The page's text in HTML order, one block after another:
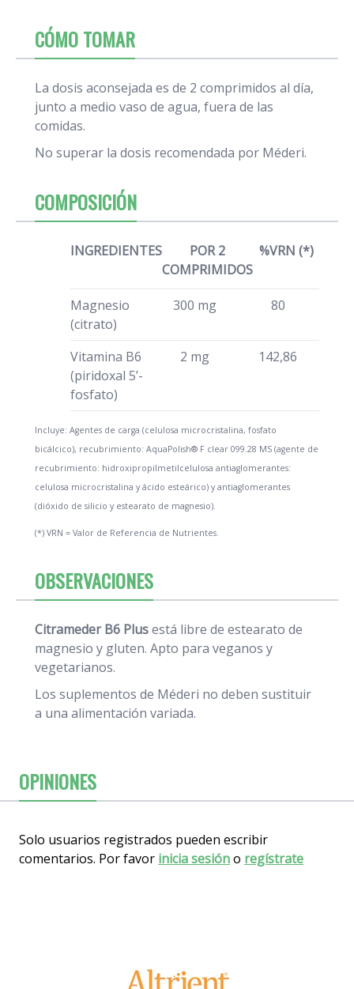
CÓMO TOMAR
La dosis aconsejada es de 2 comprimidos al día,
junto a medio vaso de agua, fuera de las
comidas.
No superar la dosis recomendada por Méderi.
COMPOSICIÓN
INGREDIENTES
POR 2
COMPRIMIDOS
%VRN (*)
Magnesio
(citrato)
300 mg 80
Vitamina B6
(piridoxal 5’-
fosfato)
2 mg 142,86
Incluye: Agentes de carga (celulosa microcristalina, fosfato
bicálcico), recubrimiento: AquaPolish® F clear 099.28 MS (agente de
recubrimiento: hidroxipropilmetilcelulosa antiaglomerantes:
celulosa microcristalina y ácido esteárico) y antiaglomerantes
(dióxido de silicio y estearato de magnesio).
(*) VRN = Valor de Referencia de Nutrientes.
OBSERVACIONES
Citrameder B6 Plusestá libre de estearato de
magnesio y gluten. Apto para veganos y
vegetarianos.
Los suplementos de Méderi no deben sustituir
a una alimentación variada.
OPINIONES
Solo usuarios registrados pueden escribir
comentarios. Por favor inicia sesióno regístrate